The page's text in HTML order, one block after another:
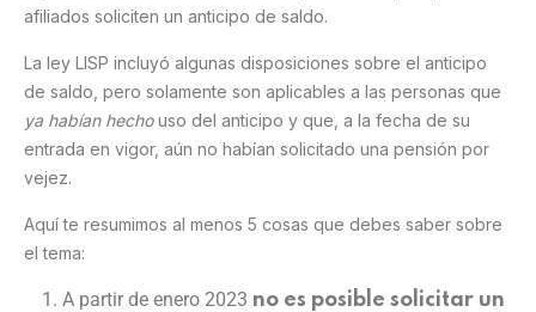
afiliados soliciten un anticipo de saldo.
La ley LISP incluyó algunas disposiciones sobre el anticipo
de saldo, pero solamente son aplicables a las personas que
ya habían hechouso del anticipo y que, a la fecha de su
entrada en vigor, aún no habían solicitado una pensión por
vejez.
Aquí te resumimos al menos 5 cosas que debes saber sobre
el tema:
A partir de enero 2023 no es posible solicitar un